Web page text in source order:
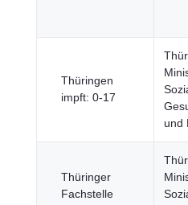
Thüringen
impft: 0-17
und
Thüringer
Fachstelle